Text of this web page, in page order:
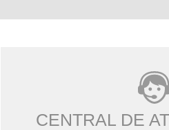
CENTRAL DE